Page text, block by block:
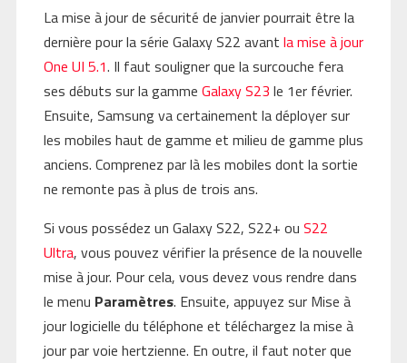
La mise à jour de sécurité de janvier pourrait être la
dernière pour la série Galaxy S22 avant la mise à jour
One UI 5.1. Il faut souligner que la surcouche fera
ses débuts sur la gamme Galaxy S23 le 1er février.
Ensuite, Samsung va certainement la déployer sur
les mobiles haut de gamme et milieu de gamme plus
anciens. Comprenez par là les mobiles dont la sortie
ne remonte pas à plus de trois ans.
Si vous possédez un Galaxy S22, S22+ ou S22
Ultra, vous pouvez vérifier la présence de la nouvelle
mise à jour. Pour cela, vous devez vous rendre dans
le menu Paramètres. Ensuite, appuyez sur Mise à
jour logicielle du téléphone et téléchargez la mise à
jour par voie hertzienne. En outre, il faut noter que